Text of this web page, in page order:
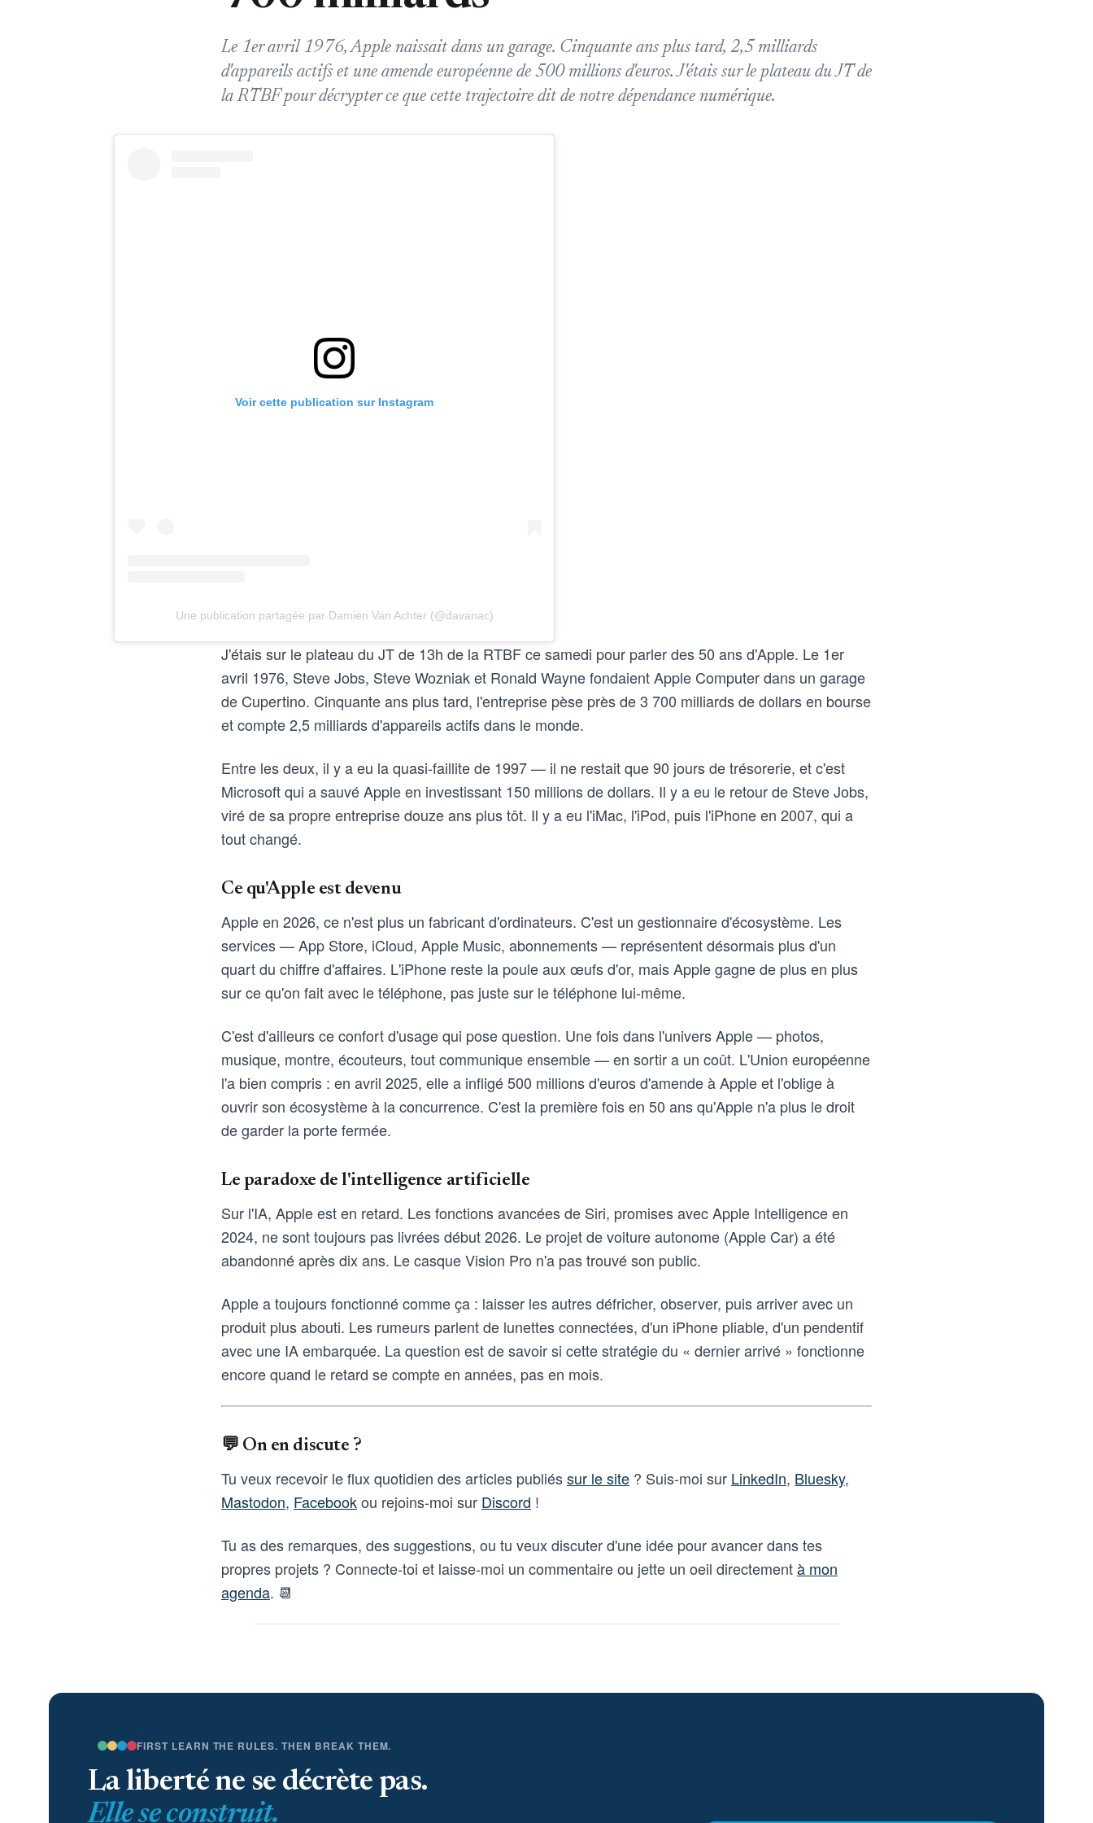
Le 1er avril 1976, Apple naissait dans un garage. Cinquante ans plus tard, 2,5 milliards
d'appareils actifs et une amende européenne de 500 millions d'euros. J'étais sur le plateau du JT de
la RTBF pour décrypter ce que cette trajectoire dit de notre dépendance numérique.
Voir cette publication sur Instagram
Une publication partagée par Damien Van Achter (@davanac)
J'étais sur le plateau du JT de 13h de la RTBF ce samedi pour parler des 50 ans d'Apple. Le 1er
avril 1976, Steve Jobs, Steve Wozniak et Ronald Wayne fondaient Apple Computer dans un garage
de Cupertino. Cinquante ans plus tard, l'entreprise pèse près de 3 700 milliards de dollars en bourse
et compte 2,5 milliards d'appareils actifs dans le monde.
Entre les deux, il y a eu la quasi-faillite de 1997 — il ne restait que 90 jours de trésorerie, et c'est
Microsoft qui a sauvé Apple en investissant 150 millions de dollars. Il y a eu le retour de Steve Jobs,
viré de sa propre entreprise douze ans plus tôt. Il y a eu l'iMac, l'iPod, puis l'iPhone en 2007, qui a
tout changé.
Ce qu'Apple est devenu
Apple en 2026, ce n'est plus un fabricant d'ordinateurs. C'est un gestionnaire d'écosystème. Les
services — App Store, iCloud, Apple Music, abonnements — représentent désormais plus d'un
quart du chiffre d'affaires. L'iPhone reste la poule aux œufs d'or, mais Apple gagne de plus en plus
sur ce qu'on fait avec le téléphone, pas juste sur le téléphone lui-même.
C'est d'ailleurs ce confort d'usage qui pose question. Une fois dans l'univers Apple — photos,
musique, montre, écouteurs, tout communique ensemble — en sortir a un coût. L'Union européenne
l'a bien compris : en avril 2025, elle a infligé 500 millions d'euros d'amende à Apple et l'oblige à
ouvrir son écosystème à la concurrence. C'est la première fois en 50 ans qu'Apple n'a plus le droit
de garder la porte fermée.
Le paradoxe de l'intelligence artificielle
Sur l'IA, Apple est en retard. Les fonctions avancées de Siri, promises avec Apple Intelligence en
2024, ne sont toujours pas livrées début 2026. Le projet de voiture autonome (Apple Car) a été
abandonné après dix ans. Le casque Vision Pro n'a pas trouvé son public.
Apple a toujours fonctionné comme ça : laisser les autres défricher, observer, puis arriver avec un
produit plus abouti. Les rumeurs parlent de lunettes connectées, d'un iPhone pliable, d'un pendentif
avec une IA embarquée. La question est de savoir si cette stratégie du « dernier arrivé » fonctionne
encore quand le retard se compte en années, pas en mois.
💬 On en discute ?
Tu veux recevoir le flux quotidien des articles publiéssur le site ? Suis-moi sur LinkedIn, Bluesky,
Mastodon, Facebookou rejoins-moi sur Discord !
Tu as des remarques, des suggestions, ou tu veux discuter d'une idée pour avancer dans tes
propres projets ? Connecte-toi et laisse-moi un commentaire ou jette un oeil directementà mon
agenda. 📆
FIRST LEARN THE RULES. THEN BREAK THEM.
La liberté ne se décrète pas.
Elle se construit.